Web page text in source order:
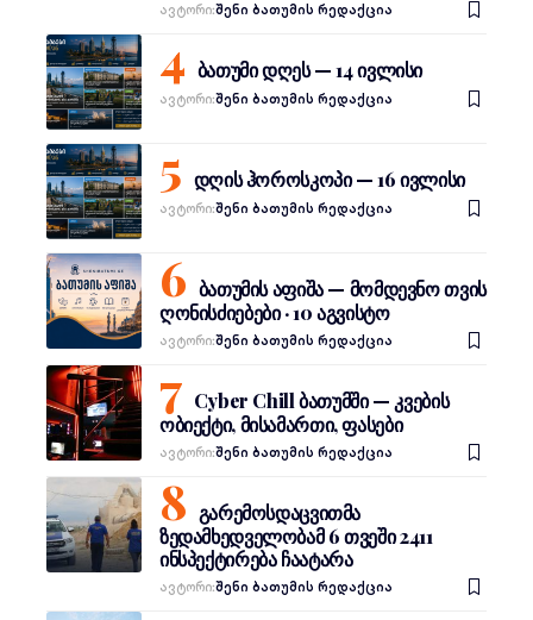
Ავტორი:შენი ბათუმის რედაქცია
ბათუმი დღეს — 14 ივლისი
Ავტორი:შენი ბათუმის რედაქცია
დღის ჰოროსკოპი — 16 ივლისი
Ავტორი:შენი ბათუმის რედაქცია
ბათუმის აფიშა — მომდევნო თვის
ღონისძიებები · 10 აგვისტო
Ავტორი:შენი ბათუმის რედაქცია
Cyber Chill ბათუმში — კვების
ობიექტი, მისამართი, ფასები
Ავტორი:შენი ბათუმის რედაქცია
გარემოსდაცვითმა
ზედამხედველობამ 6 თვეში 2411
ინსპექტირება ჩაატარა
Ავტორი:შენი ბათუმის რედაქცია